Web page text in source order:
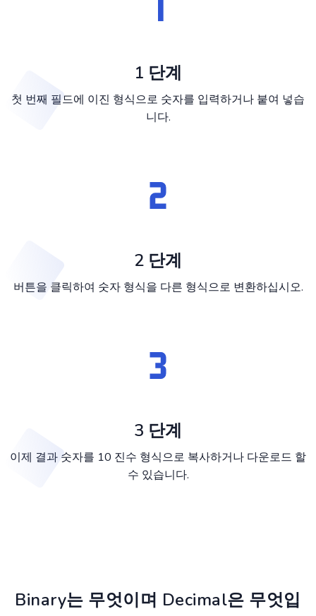
1 단계
첫 번째 필드에 이진 형식으로 숫자를 입력하거나 붙여 넣습
니다.
2 단계
버튼을 클릭하여 숫자 형식을 다른 형식으로 변환하십시오.
3 단계
이제 결과 숫자를 10 진수 형식으로 복사하거나 다운로드 할
수 있습니다.
Binary는 무엇이며 Decimal은 무엇입